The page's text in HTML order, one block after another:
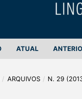
ATUAL
/ ARQUIVOS / N. 29